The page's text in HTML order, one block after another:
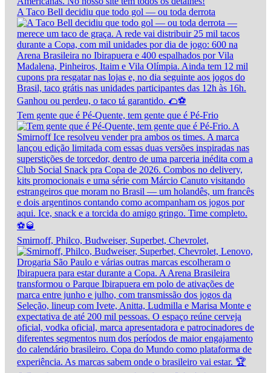
A Taco Bell decidiu que todo gol — ou toda derrota
Tem gente que é Pé-Quente, tem gente que é Pé-Frio
Smirnoff, Philco, Budweiser, Superbet, Chevrolet,